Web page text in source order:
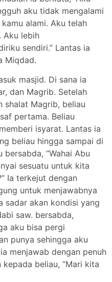
aku tidak mengalami
alami. Aku telah
Aku lebih
sendiri.” Lantas ia
Miqdad.
masjid. Di sana ia
dan Magrib. Setelah
shalat Magrib, beliau
pertama. Beliau
isyarat. Lantas ia
beliau hingga sampai di
“Wahai Abu
sesuatu untuk kita
Ia terkejut dengan
untuk menjawabnya
sadar akan kondisi yang
saw. bersabda,
aku bisa pergi
punya sehingga aku
menjawab dengan penuh
beliau, “Mari kita